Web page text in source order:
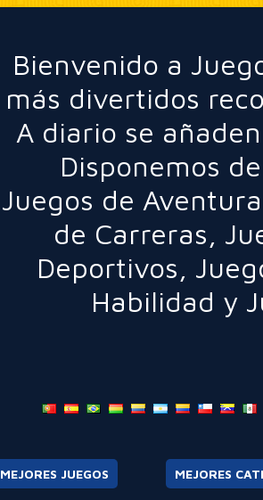
Bienvenido a
más divertidos
A diario se
Disponemos
Juegos de Aventura
de Carreras,
Deportivos,
Habilidad y
MEJORES JUEGOS MEJORES